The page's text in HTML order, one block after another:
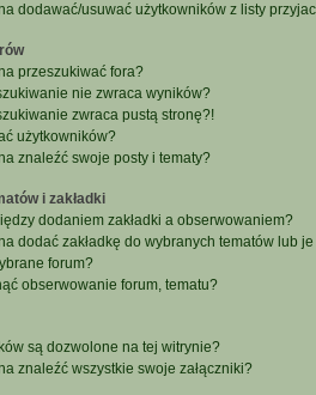
dodawać/usuwać użytkowników z listy
przeszukiwać fora?
nie zwraca wyników?
zwraca pustą stronę?!
użytkowników?
znaleźć swoje posty i tematy?
i zakładki
dodaniem zakładki a obserwowaniem?
dodać zakładkę do wybranych tematów lub
forum?
obserwowanie forum, tematu?
są dozwolone na tej witrynie?
znaleźć wszystkie swoje załączniki?